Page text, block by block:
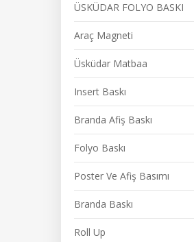
ÜSKÜDAR FOLYO BASKI
Araç Magneti
Üsküdar Matbaa
Insert Baskı
Branda Afiş Baskı
Folyo Baskı
Poster Ve Afiş Basımı
Branda Baskı
Roll Up